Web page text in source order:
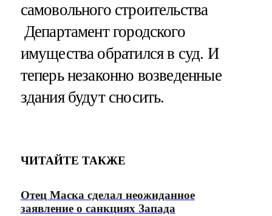
самовольного строительства
Департамент городского
имущества обратился в суд. И
теперь незаконно возведенные
здания будут сносить.
ЧИТАЙТЕ ТАКЖЕ
Отец Маска сделал неожиданное
заявление о санкциях Запада